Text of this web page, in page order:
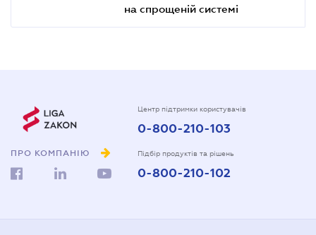
на спрощеній системі
ПРО КОМПАНІЮ
Центр підтримки користувачів
0-800-210-103
Підбір продуктів та рішень
0-800-210-102